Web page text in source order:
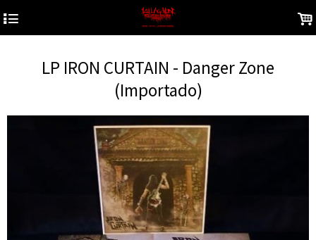
4 .
LP IRON CURTAIN - Danger Zone
(Importado)